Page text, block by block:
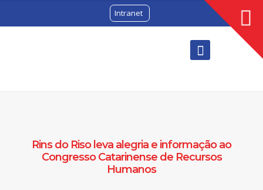
Intranet
Rins do Riso leva alegria e informação ao
Congresso Catarinense de Recursos
Humanos